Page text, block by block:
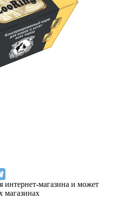
интернет-магазина и может
магазинах